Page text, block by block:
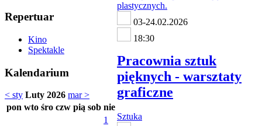
Repertuar
Kino
Spektakle
Kalendarium
< sty Luty 2026 mar >
pon wto śro czw pią sob nie
1
03-24.02.2026
18:30
Pracownia sztuk
pięknych - warsztaty
graficzne
Sztuka